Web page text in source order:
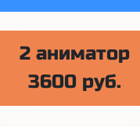
2 аниматор
3600 руб.